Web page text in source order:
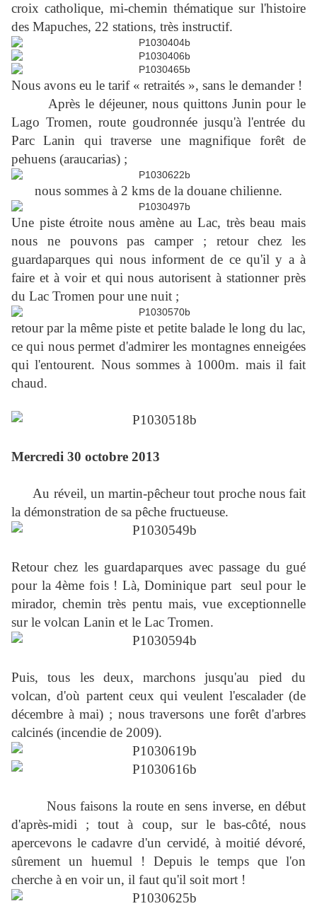
croix catholique, mi-chemin thématique sur l'histoire
des Mapuches, 22 stations, très instructif.
Nous avons eu le tarif « retraités », sans le demander !
Après le déjeuner, nous quittons Junin pour le
Lago Tromen, route goudronnée jusqu'à l'entrée du
Parc Lanin qui traverse une magnifique forêt de
pehuens (araucarias) ;
nous sommes à 2 kms de la douane chilienne.
Une piste étroite nous amène au Lac, très beau mais
nous ne pouvons pas camper ; retour chez les
guardaparques qui nous informent de ce qu'il y a à
faire et à voir et qui nous autorisent à stationner près
du Lac Tromen pour une nuit ;
retour par la même piste et petite balade le long du lac,
ce qui nous permet d'admirer les montagnes enneigées
qui l'entourent. Nous sommes à 1000m. mais il fait
chaud.
Mercredi 30 octobre 2013
Au réveil, un martin-pêcheur tout proche nous fait
la démonstration de sa pêche fructueuse.
Retour chez les guardaparques avec passage du gué
pour la 4ème fois ! Là, Dominique part seul pour le
mirador, chemin très pentu mais, vue exceptionnelle
sur le volcan Lanin et le Lac Tromen.
Puis, tous les deux, marchons jusqu'au pied du
volcan, d'où partent ceux qui veulent l'escalader (de
décembre à mai) ; nous traversons une forêt d'arbres
calcinés (incendie de 2009).
Nous faisons la route en sens inverse, en début
d'après-midi ; tout à coup, sur le bas-côté, nous
apercevons le cadavre d'un cervidé, à moitié dévoré,
sûrement un huemul ! Depuis le temps que l'on
cherche à en voir un, il faut qu'il soit mort !